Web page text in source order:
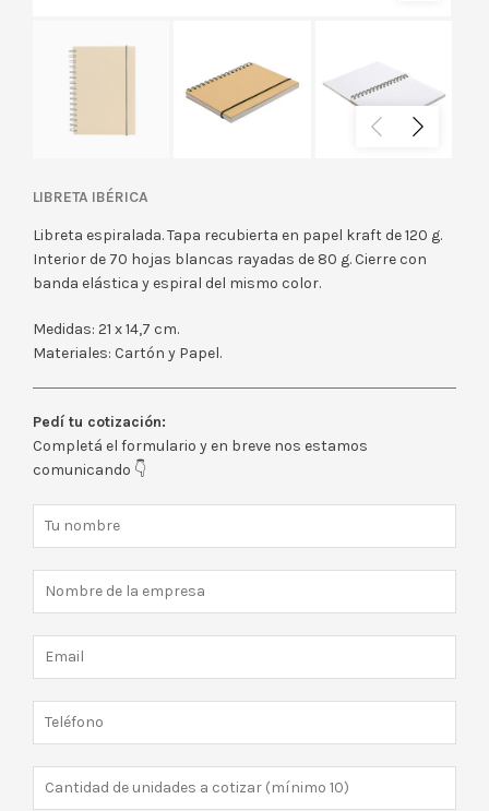
LIBRETA IBÉRICA
Libreta espiralada. Tapa recubierta en papel kraft de 120 g.
Interior de 70 hojas blancas rayadas de 80 g. Cierre con
banda elástica y espiral del mismo color.
Medidas: 21 x 14,7 cm.
Materiales: Cartón y Papel.
Pedí tu cotización:
Completá el formulario y en breve nos estamos
comunicando 👇